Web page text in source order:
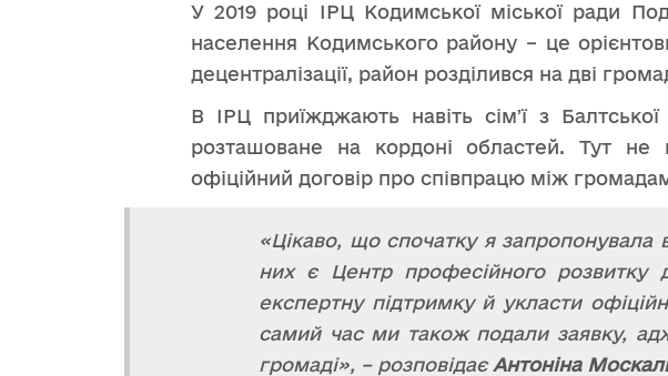
У 2019 році ІРЦ Кодимської міської ради
населення Кодимського району – це
децентралізації, район розділився на дві
В ІРЦ приїжджають навіть сімʼї з
розташоване на кордоні областей. Тут не
офіційний договір про співпрацю між
«Цікаво, що спочатку я запропонувала
них є Центр професійного
експертну підтримку й укласти
самий час ми також подали заявку,
громаді», – розповідає Антоніна